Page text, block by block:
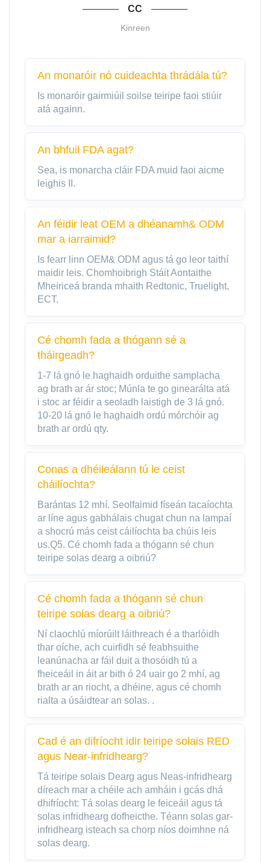
CC
Kinreen
An monaróir nó cuideachta thrádála tú?
Is monaróir gairmiúil soilse teiripe faoi stiúir
atá againn.
An bhfuil FDA agat?
Sea, is monarcha cláir FDA muid faoi aicme
leighis II.
An féidir leat OEM a dhéanamh& ODM
mar a iarraimid?
Is fearr linn OEM& ODM agus tá go leor taithí
maidir leis. Chomhoibrigh Stáit Aontaithe
Mheiriceá branda mhaith Redtonic, Truelight,
ECT.
Cé chomh fada a thógann sé a
tháirgeadh?
1-7 lá gnó le haghaidh orduithe samplacha
ag brath ar ár stoc; Múnla te go ginearálta atá
i stoc ar féidir a seoladh laistigh de 3 lá gnó.
10-20 lá gnó le haghaidh ordú mórchóir ag
brath ar ordú qty.
Conas a dhéileálann tú le ceist
cháilíochta?
Barántas 12 mhí. Seolfaimid físeán tacaíochta
ar líne agus gabhálais chugat chun na lampaí
a shocrú más ceist cáilíochta ba chúis leis
us.Q5. Cé chomh fada a thógann sé chun
teiripe solas dearg a oibriú?
Cé chomh fada a thógann sé chun
teiripe solas dearg a oibriú?
Ní claochlú míorúilt láithreach é a tharlóidh
thar oíche, ach cuirfidh sé feabhsuithe
leanúnacha ar fáil duit a thosóidh tú a
fheiceáil in áit ar bith ó 24 uair go 2 mhí, ag
brath ar an riocht, a dhéine, agus cé chomh
rialta a úsáidtear an solas. .
Cad é an difríocht idir teiripe solais RED
agus Near-infridhearg?
Tá teiripe solais Dearg agus Neas-infridhearg
díreach mar a chéile ach amháin i gcás dhá
dhifríocht: Tá solas dearg le feiceáil agus tá
solas infridhearg dofheicthe. Téann solas gar-
infridhearg isteach sa chorp níos doimhne ná
solas dearg.